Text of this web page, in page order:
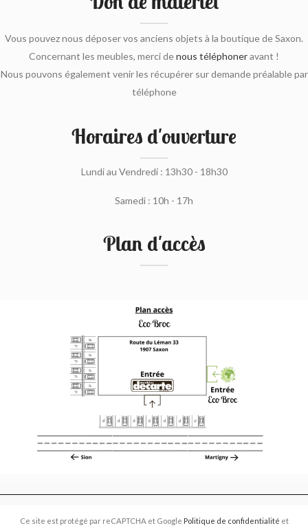
Vous pouvez nous déposer vos anciens objets à la boutique de Saxon.
Concernant les meubles, merci denous téléphoneravant !
Nous pouvons également venir les récupérer sur demande préalable par
téléphone
Horaires d'ouverture
Lundi au Vendredi : 13h30 - 18h30
Samedi : 10h - 17h
Plan d'accès
Ce site est protégé par reCAPTCHA et Google Politique de confidentialité et